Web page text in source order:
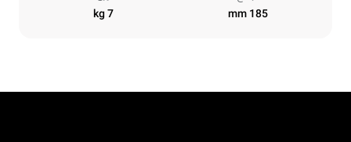
185 mm
7 kg